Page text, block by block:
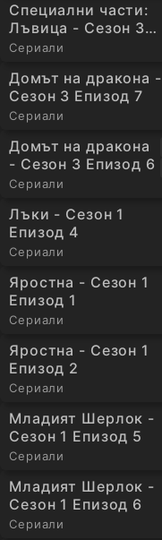
Специални части:
Лъвица - Сезон 3
Епизод 1
Сериали
Домът на дракона -
Сезон 3 Епизод 7
Сериали
Домът на дракона
- Сезон 3 Епизод 6
Сериали
Лъки - Сезон 1
Епизод 4
Сериали
Яростна - Сезон 1
Епизод 1
Сериали
Яростна - Сезон 1
Епизод 2
Сериали
Младият Шерлок -
Сезон 1 Епизод 5
Сериали
Младият Шерлок -
Сезон 1 Епизод 6
Сериали